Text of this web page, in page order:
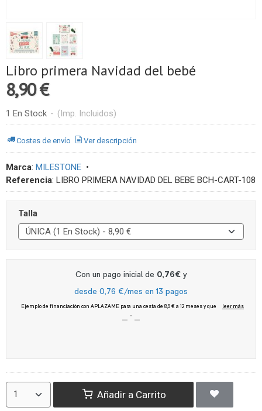
Libro primera Navidad del bebé
8,90 €
1 En Stock - (Imp. Incluidos)
Costes de envío Ver descripción
Marca: MILESTONE •
Referencia: LIBRO PRIMERA NAVIDAD DEL BEBE BCH-CART-108
Talla
Añadir a Carrito